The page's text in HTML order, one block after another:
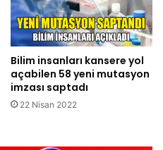
Bilim insanları kansere yol
açabilen 58 yeni mutasyon
imzası saptadı
22 Nisan 2022